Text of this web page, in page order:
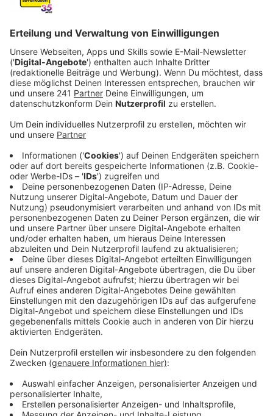
Veröffentlicht:
Anzeige
Gegen 22.45 Uhr war der dunkel gekleidete und
maskierte Täter den Verkaufsraum gekommen und
hatte Bargeld und Zigaretten gefordert. Den 21-
jährigen Tankstellen-Mitarbeiter hat er dabei mit einer
einen Stoffbeutel und flüchtete laut Polizei zu Fuß in
Richtung Fixheide. Hier ist er dann in Höhe der
Bushaltestelle "Maria-Terwiel-Straße" in ein Gebüsch
verschwunden.
Anzeige
Täterbeschreibung und Zeugenhinweise
Anzeige
Auf der Suche nach dem Täter war die Polizei am
Sonntagabend zeitweise auch mit einem
Hubschrauber über Leverkusen im Einsatz – allerdings
ohne Erfolg. Wer Informationen zu dem Täter hat, wird
gebeten, sich bei der Polizei zu melden: Rufnummer
0221 229-0 oder per E-Mail an